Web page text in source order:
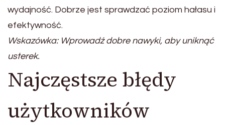
wydajność. Dobrze jest sprawdzać poziom hałasu i
efektywność.
Wskazówka: Wprowadź dobre nawyki, aby uniknąć
usterek.
Najczęstsze błędy
użytkowników